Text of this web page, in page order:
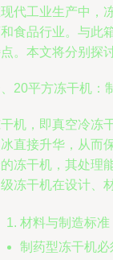
代工业生产中，
食品行业。与此
。本文将分别探
20平方冻干机：
机，即真空冷冻
直接升华，从而
冻干机，其处理
冻干机在设计、
材料与制造标准
制药型冻干机